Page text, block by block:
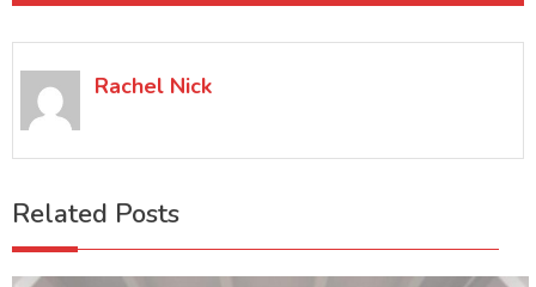
Rachel Nick
Related Posts